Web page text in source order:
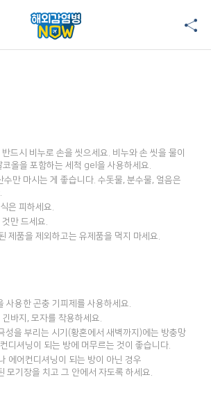
드시 비누로 손을 씻으세요. 비누와 손 씻을 물이
올을 포함하는 세척 gel을 사용하세요.
수만 마시는 게 좋습니다. 수돗물, 분수물, 얼음은
은 피하세요.
만 드세요.
제품을 제외하고는 유제품을 먹지 마세요.
용한 곤충 기피제를 사용하세요.
바지, 모자를 착용하세요.
성을 부리는 시기(황혼에서 새벽까지)에는 방충망
디셔닝이 되는 방에 머무르는 것이 좋습니다.
에어컨디셔닝이 되는 방이 아닌 경우
기장을 치고 그 안에서 자도록 하세요.